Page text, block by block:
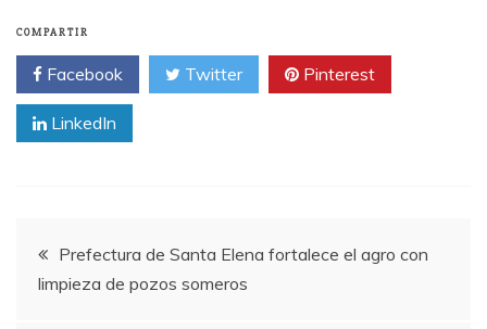
COMPARTIR
Facebook Twitter Pinterest
LinkedIn
Navegación
de
Prefectura de Santa Elena fortalece el agro con
limpieza de pozos someros